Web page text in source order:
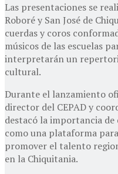
Las presentaciones se
Roboré y San José de
cuerdas y coros
músicos de las escuelas
interpretarán un
cultural.
Durante el lanzamiento
director del CEPAD y
destacó la importancia
como una plataforma
promover el talento
en la Chiquitania.